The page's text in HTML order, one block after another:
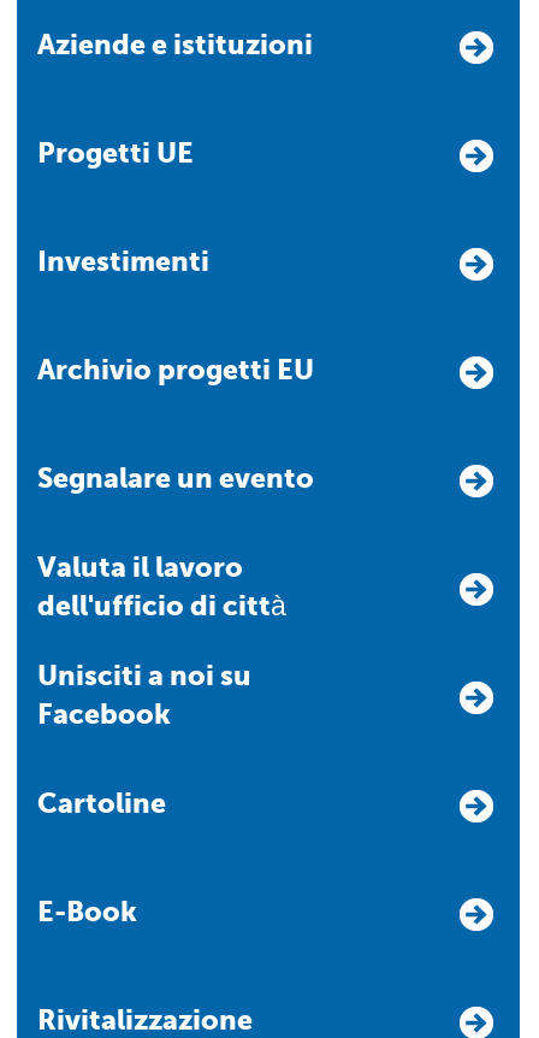
Aziende e istituzioni
Progetti UE
Investimenti
Archivio progetti EU
Segnalare un evento
Valuta il lavoro
dell'ufficio di città
Unisciti a noi su
Facebook
Cartoline
E-Book
Rivitalizzazione